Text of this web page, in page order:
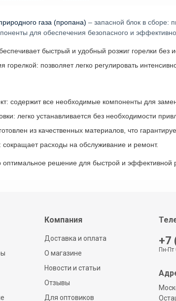
газа (пропана) – запасной блок в сборе:
для обеспечения безопасного и
быстрый и удобный розжиг горелки без
горелкой: позволяет легко регулировать
содержит все необходимые компоненты для
легко устанавливается без необходимости
из качественных материалов, что
сокращает расходы на обслуживание и ремонт.
оптимальное решение для быстрой и эффективной
Компания
Доставка и оплата
О магазине
Новости и статьи
Отзывы
Для оптовиков
+7
Пн-Пт